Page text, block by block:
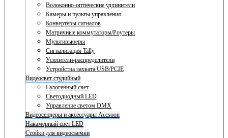
Волоконно-оптические удлинители
Камеры и пульты управления
Конвертеры сигналов
Матричные коммутаторы/Роутеры
Мультивьюеры
Сигнализация Tally
Усилители-распределители
Устройства захвата USB/PCIE
Видеосвет студийный
Галогенный свет
Светодиодный LED
Управление светом DMX
Видеосендеры и аксессуары Accsoon
Накамерный свет LED
Стойки для видеосъемки